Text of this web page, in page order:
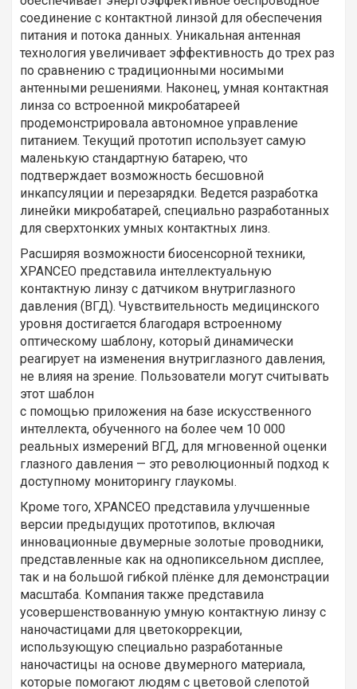
соединение с контактной линзой для обеспечения
питания и потока данных. Уникальная антенная
технология увеличивает эффективность до трех раз
по сравнению с традиционными носимыми
антенными решениями. Наконец, умная контактная
линза со встроенной микробатареей
продемонстрировала автономное управление
питанием. Текущий прототип использует самую
маленькую стандартную батарею, что
подтверждает возможность бесшовной
инкапсуляции и перезарядки. Ведется разработка
линейки микробатарей, специально разработанных
для сверхтонких умных контактных линз.
Расширяя возможности биосенсорной техники,
XPANCEO представила интеллектуальную
контактную линзу с датчиком внутриглазного
давления (ВГД). Чувствительность медицинского
уровня достигается благодаря встроенному
оптическому шаблону, который динамически
реагирует на изменения внутриглазного давления,
не влияя на зрение. Пользователи могут считывать
этот шаблон
с помощью приложения на базе искусственного
интеллекта, обученного на более чем 10 000
реальных измерений ВГД, для мгновенной оценки
глазного давления — это революционный подход к
доступному мониторингу глаукомы.
Кроме того, XPANCEO представила улучшенные
версии предыдущих прототипов, включая
инновационные двумерные золотые проводники,
представленные как на однопиксельном дисплее,
так и на большой гибкой плёнке для демонстрации
масштаба. Компания также представила
усовершенствованную умную контактную линзу с
наночастицами для цветокоррекции,
использующую специально разработанные
наночастицы на основе двумерного материала,
которые помогают людям с цветовой слепотой